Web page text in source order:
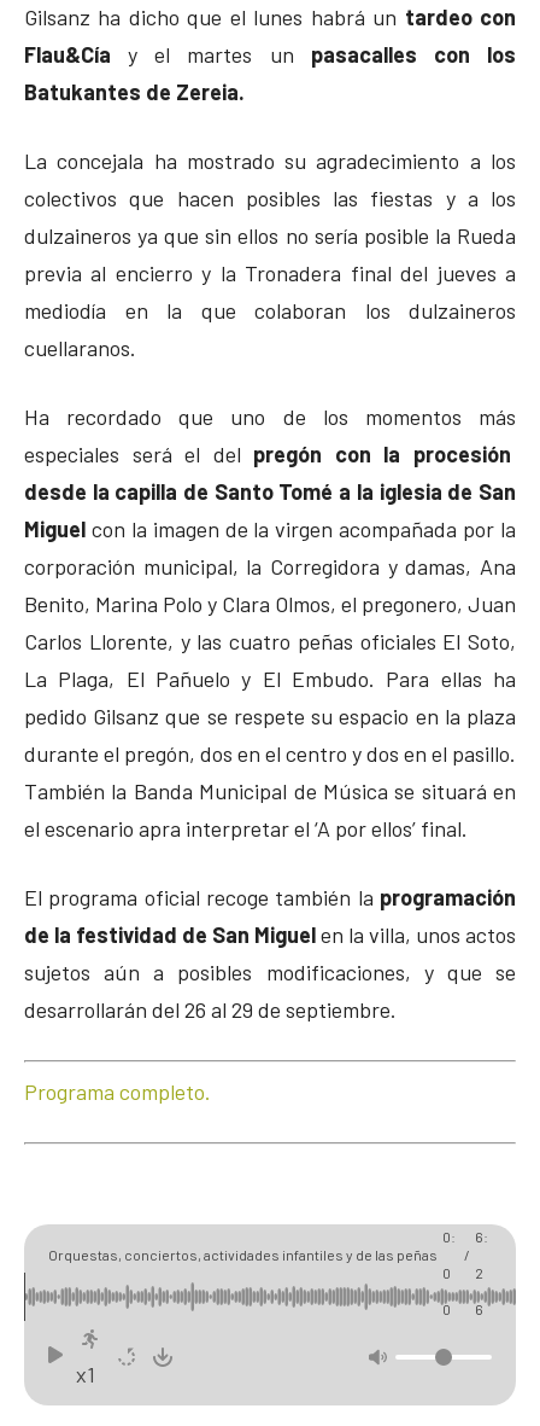
Gilsanz ha dicho que el lunes habrá un tardeo con
Flau&Cía y el martes un pasacalles con los
Batukantes de Zereia.
La concejala ha mostrado su agradecimiento a los
colectivos que hacen posibles las fiestas y a los
dulzaineros ya que sin ellos no sería posible la Rueda
previa al encierro y la Tronadera final del jueves a
mediodía en la que colaboran los dulzaineros
cuellaranos.
Ha recordado que uno de los momentos más
especiales será el del pregón con la procesión
desde la capilla de Santo Tomé a la iglesia de San
Miguel con la imagen de la virgen acompañada por la
corporación municipal, la Corregidora y damas, Ana
Benito, Marina Polo y Clara Olmos, el pregonero, Juan
Carlos Llorente, y las cuatro peñas oficiales El Soto,
La Plaga, El Pañuelo y El Embudo. Para ellas ha
pedido Gilsanz que se respete su espacio en la plaza
durante el pregón, dos en el centro y dos en el pasillo.
También la Banda Municipal de Música se situará en
el escenario apra interpretar el ‘A por ellos’ final.
El programa oficial recoge también la programación
de la festividad de San Miguelen la villa, unos actos
sujetos aún a posibles modificaciones, y que se
desarrollarán del 26 al 29 de septiembre.
Programa completo.
Orquestas, conciertos, actividades infantiles y de las peñas
convertirán Cuéllar en destino obligado en sus fiestas
0:
0
0
/
6:
2
6
x1